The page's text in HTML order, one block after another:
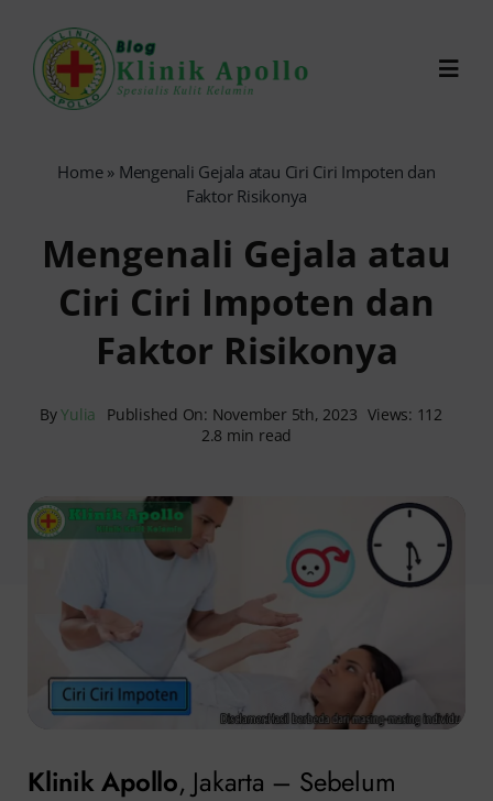
content
Reservasi Online
Home» Mengenali Gejala atau Ciri Ciri Impoten dan
Faktor Risikonya
Mengenali Gejala atau
Ciri Ciri Impoten dan
Faktor Risikonya
ByYulia Published On: November 5th, 2023 Views: 112
2.8 min read
Klinik Apollo, Jakarta – Sebelum